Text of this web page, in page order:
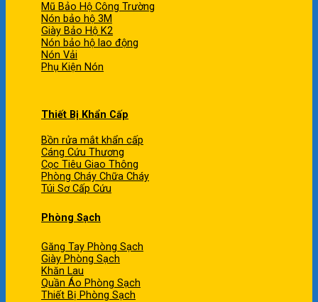
Mũ Bảo Hộ Công Trường
Nón bảo hộ 3M
Giày Bảo Hộ K2
Nón bảo hộ lao động
Nón Vải
Phụ Kiện Nón
Thiết Bị Khẩn Cấp
Bồn rửa mắt khẩn cấp
Cáng Cứu Thương
Cọc Tiêu Giao Thông
Phòng Cháy Chữa Cháy
Túi Sơ Cấp Cứu
Phòng Sạch
Găng Tay Phòng Sạch
Giày Phòng Sạch
Khăn Lau
Quần Áo Phòng Sạch
Thiết Bị Phòng Sạch